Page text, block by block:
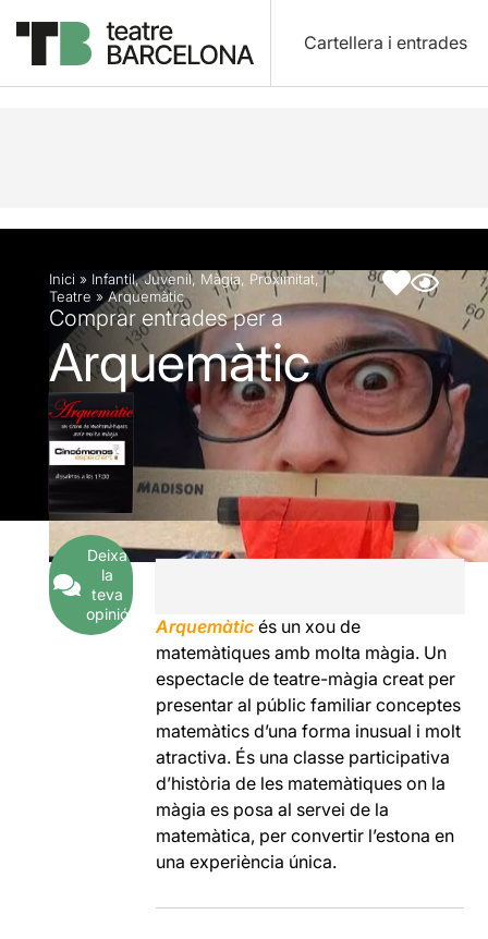
Cartellera i entrades
Descripció Fitxa artística
Inici » Infantil,Juvenil, Màgia, Proximitat,
Teatre » Arquemàtic
Comprar entrades per a
Arquemàtic
Deixa
la
teva
opinió
Arquemàtic és un xou de
matemàtiques amb molta màgia. Un
espectacle de teatre-màgia creat per
presentar al públic familiar conceptes
matemàtics d’una forma inusual i molt
atractiva. És una classe participativa
d’història de les matemàtiques on la
màgia es posa al servei de la
matemàtica, per convertir l’estona en
una experiència única.